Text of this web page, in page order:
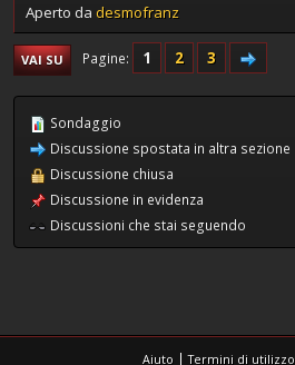
Aperto da desmofranz
VAI SU Pagine 1 2 3
Sondaggio
Discussione spostata in altra sezione
Discussione chiusa
Discussione in evidenza
Discussioni che stai seguendo
Aiuto |Termini di utilizzo